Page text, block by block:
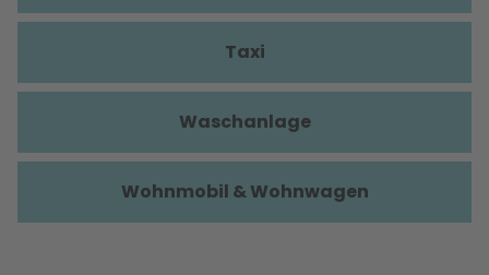
Taxi
Waschanlage
Wohnmobil & Wohnwagen